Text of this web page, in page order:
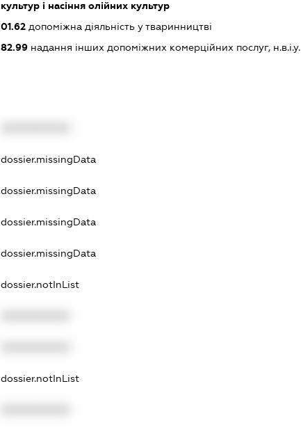
культур і насіння олійних культур
01.62допоміжна діяльність у тваринництві
82.99надання інших допоміжних комерційних послуг, н.в.і.у.
dossier.missingData
dossier.missingData
dossier.missingData
dossier.missingData
dossier.notInList
dossier.notInList